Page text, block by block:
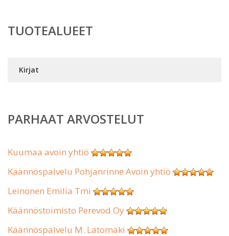
TUOTEALUEET
Kirjat
PARHAAT ARVOSTELUT
Kuumaa avoin yhtiö
Käännöspalvelu Pohjanrinne Avoin yhtiö
Leinonen Emilia Tmi
Käännöstoimisto Perevod Oy
Käännöspalvelu M. Latomäki